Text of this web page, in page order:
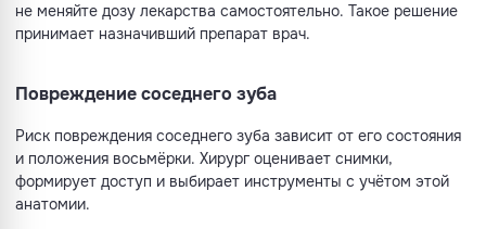
не меняйте дозу лекарства самостоятельно. Такое решение
принимает назначивший препарат врач.
Повреждение соседнего зуба
Риск повреждения соседнего зуба зависит от его состояния
и положения восьмёрки. Хирург оценивает снимки,
формирует доступ и выбирает инструменты с учётом этой
анатомии.